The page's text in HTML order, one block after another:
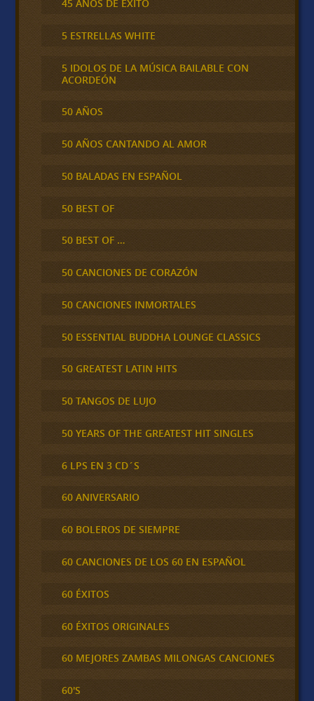
45 AÑOS DE ÉXITO
5 ESTRELLAS WHITE
5 IDOLOS DE LA MÚSICA BAILABLE CON
ACORDEÓN
50 AÑOS
50 AÑOS CANTANDO AL AMOR
50 BALADAS EN ESPAÑOL
50 BEST OF
50 BEST OF …
50 CANCIONES DE CORAZÓN
50 CANCIONES INMORTALES
50 ESSENTIAL BUDDHA LOUNGE CLASSICS
50 GREATEST LATIN HITS
50 TANGOS DE LUJO
50 YEARS OF THE GREATEST HIT SINGLES
6 LPS EN 3 CD´S
60 ANIVERSARIO
60 BOLEROS DE SIEMPRE
60 CANCIONES DE LOS 60 EN ESPAÑOL
60 ÉXITOS
60 ÉXITOS ORIGINALES
60 MEJORES ZAMBAS MILONGAS CANCIONES
60'S